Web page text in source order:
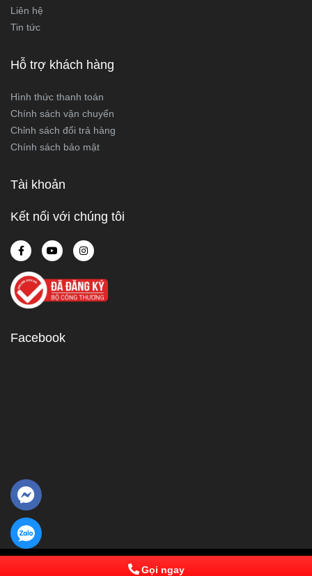
Gọi ngay
Liên hệ
Tin tức
Hỗ trợ khách hàng
Hình thức thanh toán
Chính sách vận chuyển
Chỉnh sách đổi trả hàng
Chính sách bảo mật
Tài khoản
Kết nối với chúng tôi
Facebook
© 2013 Powered by IPComs Software. All Rights Reserved